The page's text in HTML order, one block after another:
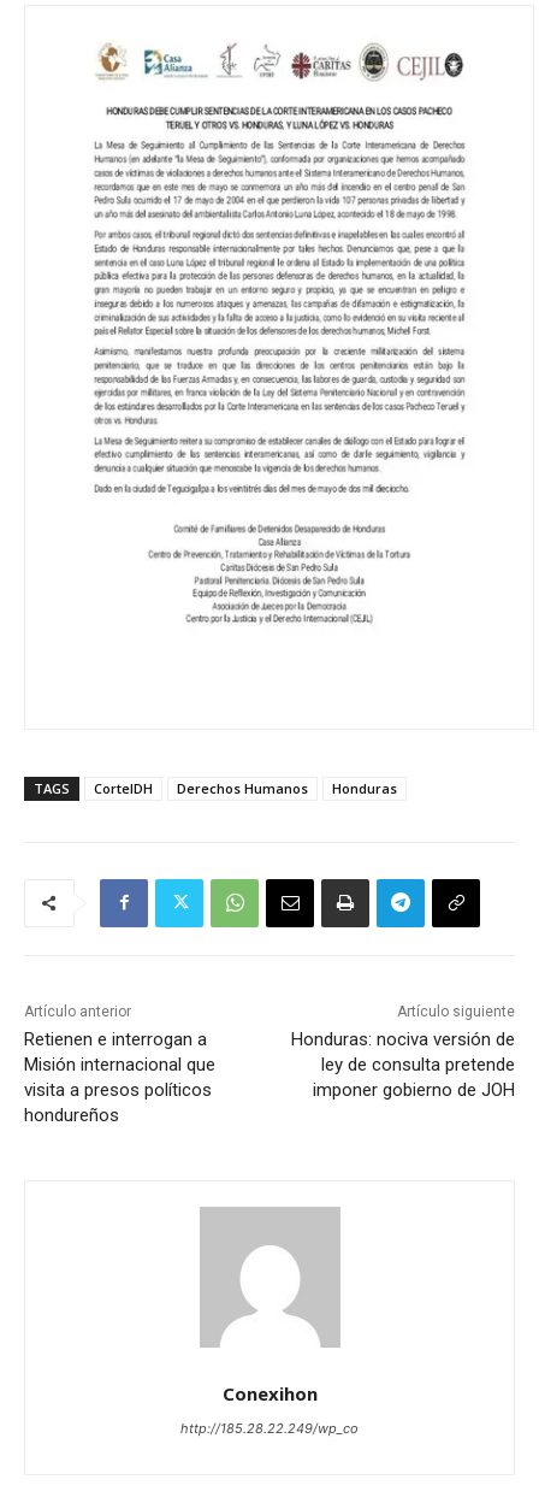
TAGS CorteIDH Derechos Humanos Honduras
Artículo anterior
Retienen e interrogan a
Misión internacional que
visita a presos políticos
hondureños
Artículo siguiente
Honduras: nociva versión de
ley de consulta pretende
imponer gobierno de JOH
Conexihon
http://185.28.22.249/wp_co